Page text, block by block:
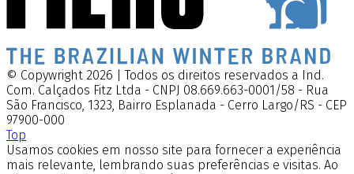
© Copywright 2026 | Todos os direitos reservados a Ind.
Com. Calçados Fitz Ltda - CNPJ 08.669.663-0001/58 - Rua
São Francisco, 1323, Bairro Esplanada - Cerro Largo/RS - CEP
97900-000
Top
Usamos cookies em nosso site para fornecer a experiência
mais relevante, lembrando suas preferências e visitas. Ao